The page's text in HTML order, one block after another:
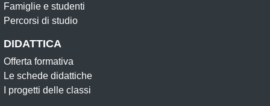
Famiglie e studenti
Percorsi di studio
DIDATTICA
Offerta formativa
Le schede didattiche
I progetti delle classi